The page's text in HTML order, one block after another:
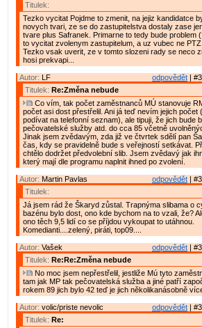
Titulek:
Tezko vycitat Pojdme to zmenit, na jejiz kandidatce
novych tvari, ze se do zastupitelstva dostaly zase
tvare plus Safranek. Primarne to tedy bude problem
to vycitat zvolenym zastupitelum, a uz vubec ne
Tezko vsak uverit, ze v tomto slozeni rady se neco
hosi prekvapi...
odpovědět |
Autor: LF
Titulek: Re:Změna nebude
Co vím, tak počet zaměstnanců MÚ stanovuje
počet asi dost přestřelil. Ani já teď nevím jejich počet
podívat na telefonní seznam), ale tipuji, že jich bude
pečovatelské služby atd. do cca 85 včetně
Jinak jsem zvědavým, zda již ve čtvrtek sdělí pan
čas, kdy se pravidelně bude s veřejností setkávat.
chtělo dodržet předvolební slib. Jsem zvědavý jak
který mají dle programu naplnit ihned po zvolení.
odpovědět |
Autor: Martin Pavlas
Titulek:
Já jsem rád že Škaryd zůstal. Trapnýma slibama o
bazénu bylo dost, ono kde bychom na to vzali, že?
ono těch 9,5 lidí co se příjdou vykoupat to utáhnou.
Komedianti....zelený, piráti, top09....
odpovědět |
Autor: Vašek
Titulek: Re:Re:Změna nebude
No moc jsem nepřestřelil, jestliže Mú tyto
tam jak MP tak pečovatelská služba a jiné patří
rokem 89 jich bylo 42 teď je jich několikanásobně
odpovědět |
Autor: volic/priste nevolic
Titulek: Re: